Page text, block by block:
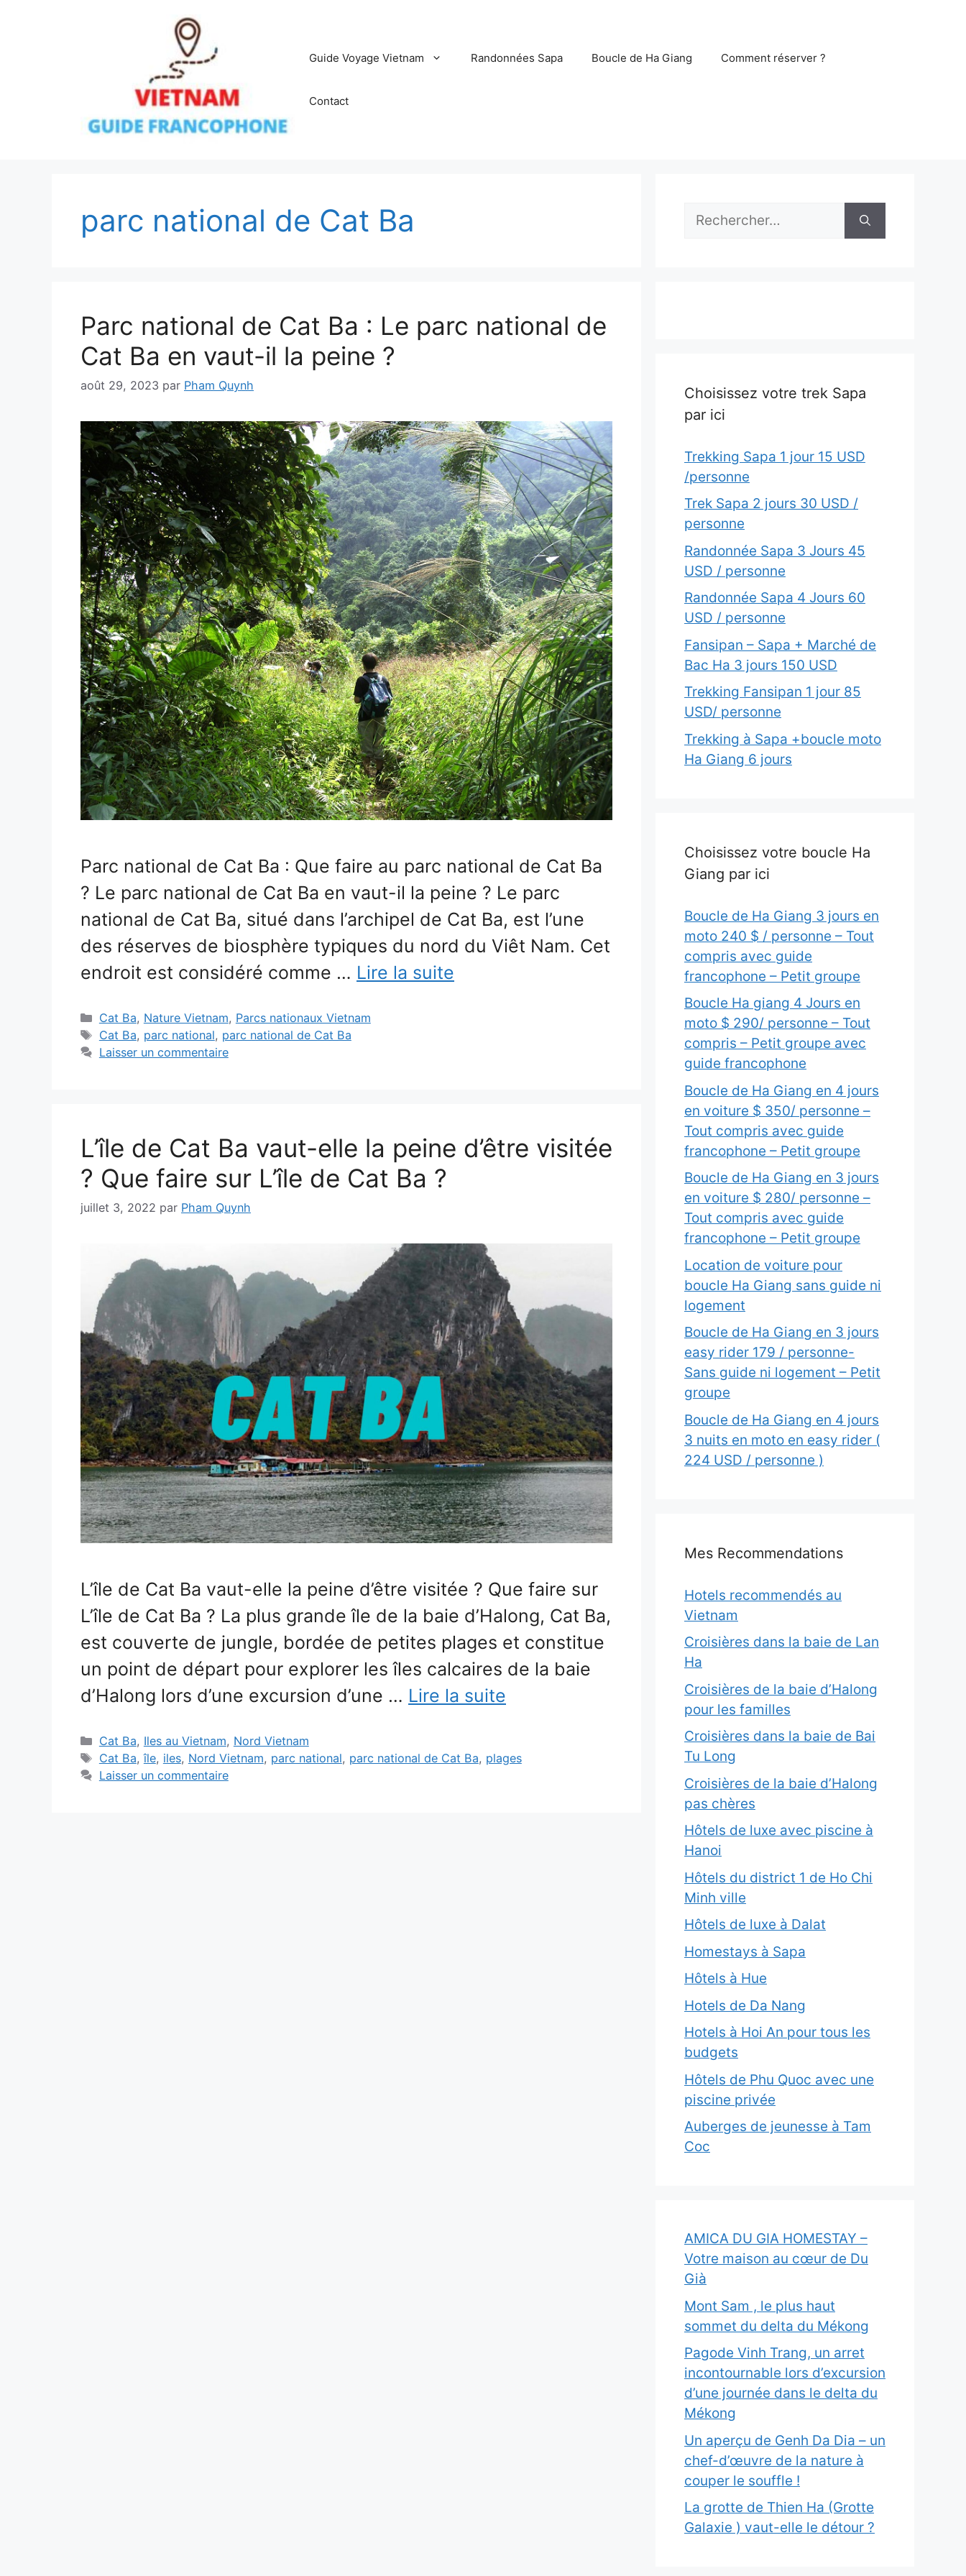
Guide Voyage Vietnam Randonnées Sapa Boucle de Ha Giang Comment réserver ?
Contact
parc national de Cat Ba
Parc national de Cat Ba : Le parc national de
Cat Ba en vaut-il la peine ?
août 29, 2023 par Pham Quynh
Parc national de Cat Ba : Que faire au parc national de Cat Ba
? Le parc national de Cat Ba en vaut-il la peine ? Le parc
national de Cat Ba, situé dans l’archipel de Cat Ba, est l’une
des réserves de biosphère typiques du nord du Viêt Nam. Cet
endroit est considéré comme … Lire la suite
Catégories
Cat Ba, Nature Vietnam, Parcs nationaux Vietnam
Étiquettes
Cat Ba, parc national, parc national de Cat Ba
Laisser un commentaire
L’île de Cat Ba vaut-elle la peine d’être visitée
? Que faire sur L’île de Cat Ba ?
juillet 3, 2022 par Pham Quynh
L’île de Cat Ba vaut-elle la peine d’être visitée ? Que faire sur
L’île de Cat Ba ? La plus grande île de la baie d’Halong, Cat Ba,
est couverte de jungle, bordée de petites plages et constitue
un point de départ pour explorer les îles calcaires de la baie
d’Halong lors d’une excursion d’une … Lire la suite
Catégories
Cat Ba, Iles au Vietnam, Nord Vietnam
Étiquettes
Cat Ba,île, iles, Nord Vietnam, parc national, parc national de Cat Ba, plages
Laisser un commentaire
Rechercher :
Choisissez votre trek Sapa
par ici
Trekking Sapa 1 jour 15 USD
/personne
Trek Sapa 2 jours 30 USD /
personne
Randonnée Sapa 3 Jours 45
USD / personne
Randonnée Sapa 4 Jours 60
USD / personne
Fansipan – Sapa + Marché de
Bac Ha 3 jours 150 USD
Trekking Fansipan 1 jour 85
USD/ personne
Trekking à Sapa +boucle moto
Ha Giang 6 jours
Choisissez votre boucle Ha
Giang par ici
Boucle de Ha Giang 3 jours en
moto 240 $ / personne – Tout
compris avec guide
francophone – Petit groupe
Boucle Ha giang 4 Jours en
moto $ 290/ personne – Tout
compris – Petit groupe avec
guide francophone
Boucle de Ha Giang en 4 jours
en voiture $ 350/ personne –
Tout compris avec guide
francophone – Petit groupe
Boucle de Ha Giang en 3 jours
en voiture $ 280/ personne –
Tout compris avec guide
francophone – Petit groupe
Location de voiture pour
boucle Ha Giang sans guide ni
logement
Boucle de Ha Giang en 3 jours
easy rider 179 / personne-
Sans guide ni logement – Petit
groupe
Boucle de Ha Giang en 4 jours
3 nuits en moto en easy rider (
224 USD / personne )
Mes Recommendations
Hotels recommendés au
Vietnam
Croisières dans la baie de Lan
Ha
Croisières de la baie d’Halong
pour les familles
Croisières dans la baie de Bai
Tu Long
Croisières de la baie d’Halong
pas chères
Hôtels de luxe avec piscine à
Hanoi
Hôtels du district 1 de Ho Chi
Minh ville
Hôtels de luxe à Dalat
Homestays à Sapa
Hôtels à Hue
Hotels de Da Nang
Hotels à Hoi An pour tous les
budgets
Hôtels de Phu Quoc avec une
piscine privée
Auberges de jeunesse à Tam
Coc
AMICA DU GIA HOMESTAY –
Votre maison au cœur de Du
Già
Mont Sam , le plus haut
sommet du delta du Mékong
Pagode Vinh Trang, un arret
incontournable lors d’excursion
d’une journée dans le delta du
Mékong
Un aperçu de Genh Da Dia – un
chef-d’œuvre de la nature à
couper le souffle !
La grotte de Thien Ha (Grotte
Galaxie ) vaut-elle le détour ?